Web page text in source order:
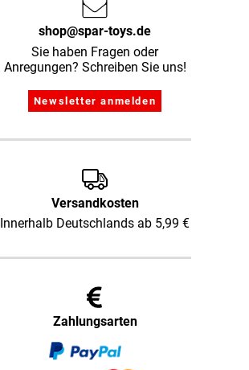
shop@spar-toys.de
Sie haben Fragen oder
Anregungen? Schreiben Sie uns!
Versandkosten
Innerhalb Deutschlands ab 5,99 €
Zahlungsarten